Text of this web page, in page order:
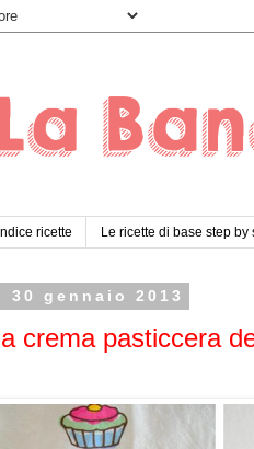
Indice ricette Le ricette di base step by
30 gennaio 2013
crema pasticcera